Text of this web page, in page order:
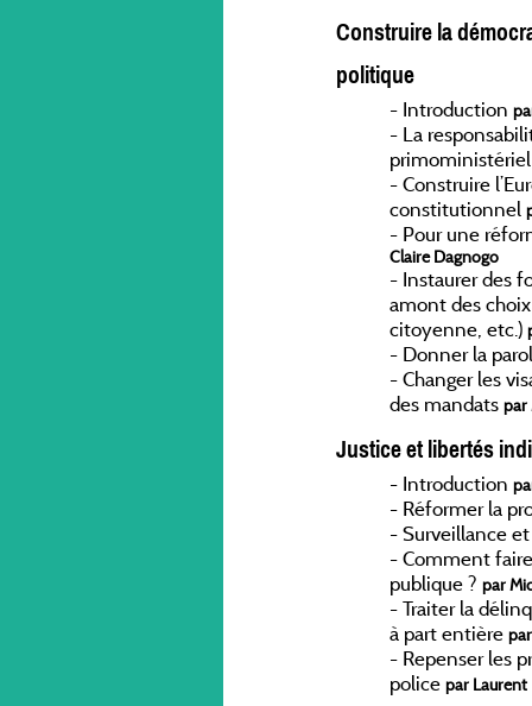
Construire la
politique
- Introduction
- La
-Construire
constitutionnel
- Pour une
Claire Dagnogo
- Instaurer des
amont des
citoyenne, etc.)
- Donner la
-Changer les
des mandats par
Justice et libertés
- Introduction
- Réformer la
-Surveillance
-Comment
publique ? par
-Traiter la
à part entière
- Repenser les
police par Laurent